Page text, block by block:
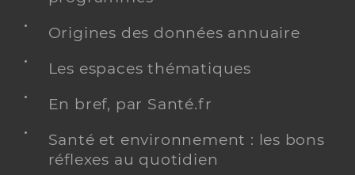
Origines des données annuaire
Les espaces thématiques
En bref, par Santé.fr
Santé et environnement : les bons
réflexes au quotidien